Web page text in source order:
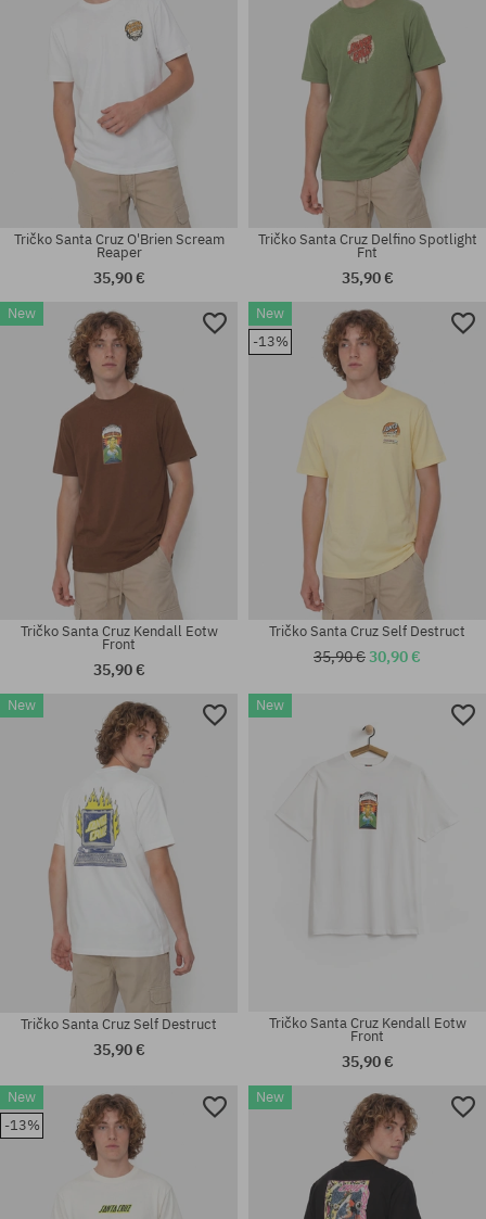
Dostupné veľkosti:
Dostupné veľkosti:
M; L; XL; XXL
Dostupné veľkosti:
Tričko Santa Cruz O'Brien Scream
Reaper
35,90 €
Dostupné veľkosti:
Tričko Santa Cruz Delfino Spotlight
Fnt
35,90 €
New
Dostupné veľkosti:
M; L; XL
Tričko Santa Cruz Kendall Eotw
Front
35,90 €
New
-13%
Dostupné veľkosti:
Tričko Santa Cruz Self Destruct
35,90 €30,90 €
New
Tričko Santa Cruz Self Destruct
35,90 €
New
Tričko Santa Cruz Kendall Eotw
Front
35,90 €
New
-13%
New